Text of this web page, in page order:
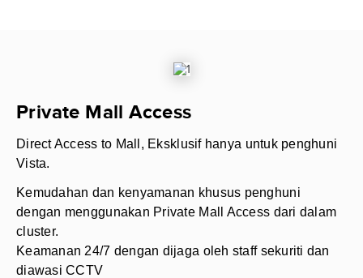
Private Mall Access
Direct Access to Mall, Eksklusif hanya untuk penghuni
Vista.
Kemudahan dan kenyamanan khusus penghuni
dengan menggunakan Private Mall Access dari dalam
cluster.
Keamanan 24/7 dengan dijaga oleh staff sekuriti dan
diawasi CCTV